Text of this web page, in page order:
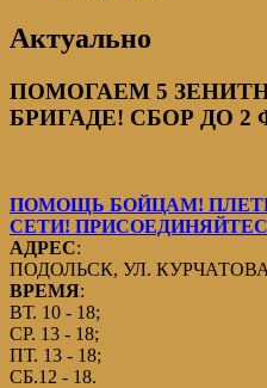
Актуально
ПОМОГАЕМ 5
БРИГАДЕ! СБОР ДО 2
ПОМОЩЬ БОЙЦАМ!
СЕТИ!
АДРЕС:
ПОДОЛЬСК, УЛ.
ВРЕМЯ:
ВТ. 10 - 18;
СР. 13 - 18;
ПТ. 13 - 18;
СБ.12 - 18.